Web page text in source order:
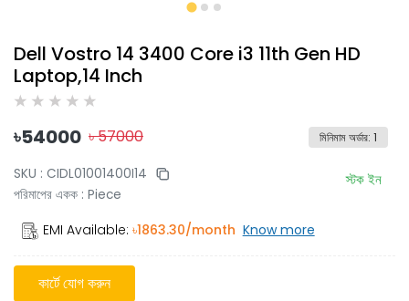
Dell Vostro 14 3400 Core i3 11th Gen HD
Laptop,14 Inch
৳54000 ৳57000 মিনিমাম অর্ডার: 1
SKU : CIDL01001400I14
পরিমাপের একক : Piece
স্টক ইন
EMI Available: ৳1863.30/month Know more
কার্টে যোগ করুন